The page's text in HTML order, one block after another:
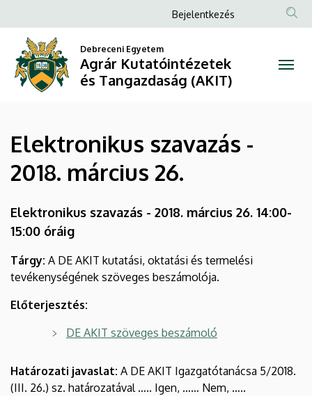
szavazás
2018.
március
26.
Agrár
Kutatóintézetek
és
Tangazdaság
(AKIT)
a
tartalomra
Anonim
fiók
menüje
Bejelentkezés
Debreceni Egyetem
Agrár Kutatóintézetek
és Tangazdaság (AKIT)
Elektronikus szavazás -
2018. március 26.
Elektronikus szavazás - 2018. március 26. 14:00-
15:00 óráig
Tárgy: A DE AKIT kutatási, oktatási és termelési
tevékenységének szöveges beszámolója.
Előterjesztés:
DE AKIT szöveges beszámoló
Határozati javaslat: A DE AKIT Igazgatótanácsa 5/2018.
(III. 26.) sz. határozatával ….. Igen, …… Nem, …..